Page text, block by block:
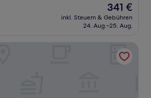
Der
Preis
beträgt
341 €
inkl. Steuern & Gebühren
24. Aug.–25. Aug.